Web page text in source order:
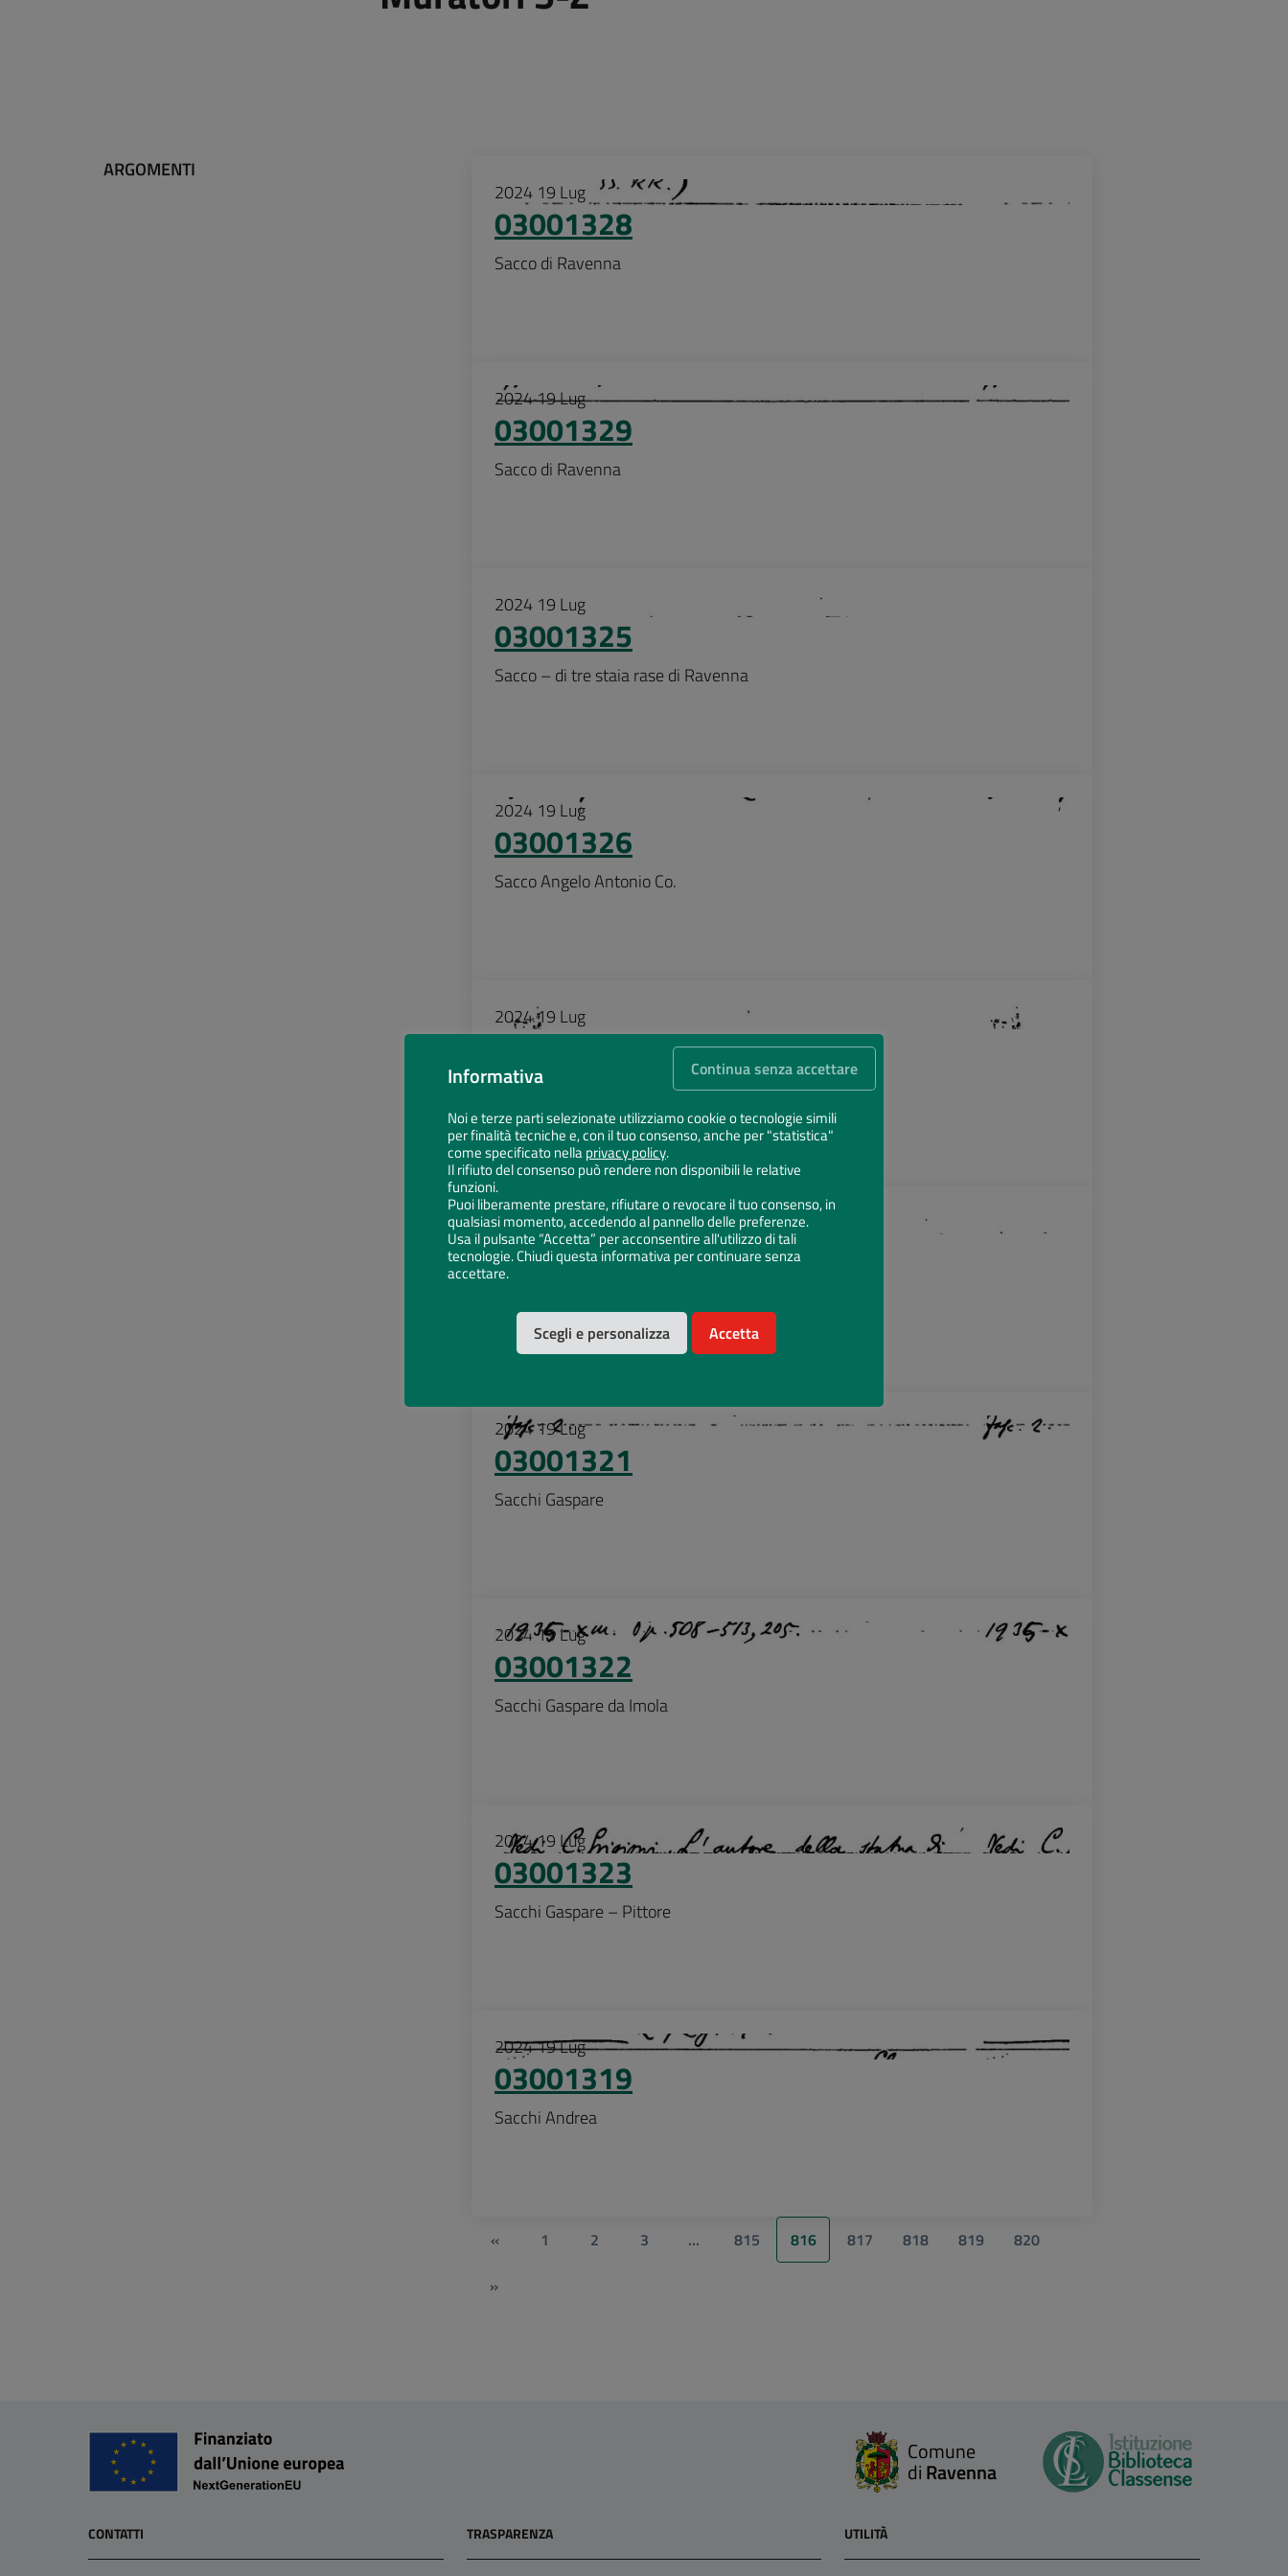
ARGOMENTI
2024 19 Lug
03001328
Sacco di Ravenna
202419Lug
03001329
Sacco di Ravenna
2024 19 Lug
03001325
Sacco – di tre staia rase di Ravenna
2024 19 Lug
03001326
Sacco Angelo Antonio Co.
202419 Lug
03001327
Sacco di Ravenna
202419Lug
03001324
202419Lug
03001321
Sacchi Gaspare
202419Lug
03001322
Sacchi Gaspare da Imola
202419 Lug
03001323
Sacchi Gaspare – Pittore
202419Lug
03001319
Sacchi Andrea
« 1 2 3 … 815 816 817 818 819
820
»
Comune
diRavenna
CONTATTI TRASPARENZA UTILITÀ
Informativa
Noi e terze parti selezionate utilizziamo cookie o tecnologie simili
per finalità tecniche e, con il tuo consenso, anche per "statistica"
come specificato nellaprivacy policy.
Il rifiuto del consenso può rendere non disponibili le relative
funzioni.
Puoi liberamente prestare, rifiutare o revocare il tuo consenso, in
qualsiasi momento, accedendo al pannello delle preferenze.
Usa il pulsante “Accetta” per acconsentire all'utilizzo di tali
tecnologie. Chiudi questa informativa per continuare senza
accettare.
Scegli e personalizza Accetta
Continua senza accettare